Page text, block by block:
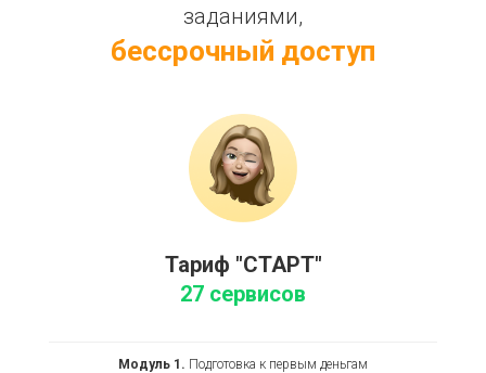
заданиями,
бессрочный доступ
Тариф "СТАРТ"
27 сервисов
Модуль 1. Подготовка к первым деньгам